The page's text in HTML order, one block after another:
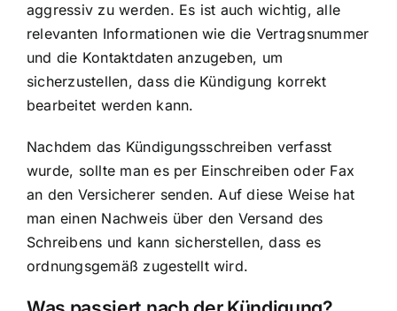
aggressiv zu werden. Es ist auch wichtig, alle
relevanten Informationen wie die Vertragsnummer
und die Kontaktdaten anzugeben, um
sicherzustellen, dass die Kündigung korrekt
bearbeitet werden kann.
Nachdem das Kündigungsschreiben verfasst
wurde, sollte man es per Einschreiben oder Fax
an den Versicherer senden. Auf diese Weise hat
man einen Nachweis über den Versand des
Schreibens und kann sicherstellen, dass es
ordnungsgemäß zugestellt wird.